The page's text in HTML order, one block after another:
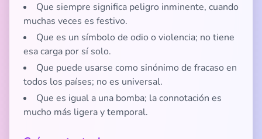
Que siempre significa peligro inminente, cuando
muchas veces es festivo.
Que es un símbolo de odio o violencia; no tiene
esa carga por sí solo.
Que puede usarse como sinónimo de fracaso en
todos los países; no es universal.
Que es igual a una bomba; la connotación es
mucho más ligera y temporal.